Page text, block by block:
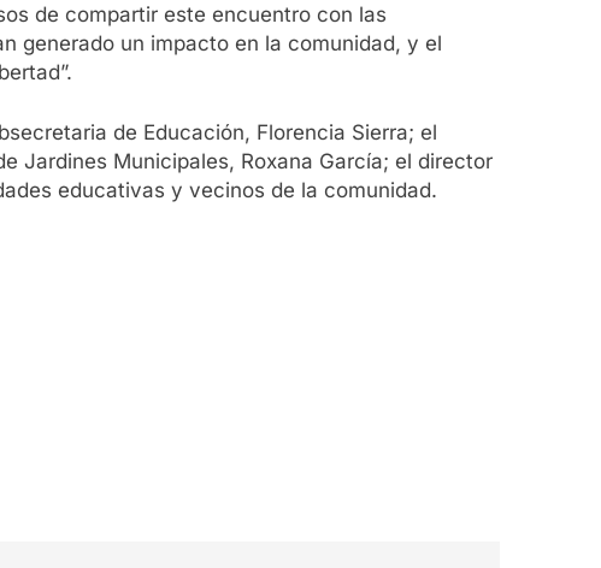
de compartir este encuentro con las
generado un impacto en la comunidad, y el
de Educación, Florencia Sierra; el
Jardines Municipales, Roxana García; el director
educativas y vecinos de la comunidad.